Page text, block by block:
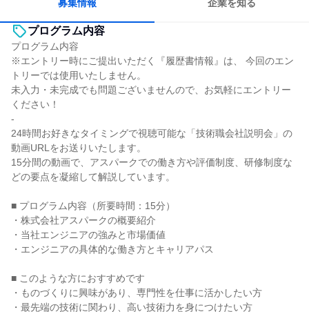
募集情報 企業を知る
プログラム内容
プログラム内容
※エントリー時にご提出いただく『履歴書情報』は、 今回のエン
トリーでは使用いたしません。
未入力・未完成でも問題ございませんので、お気軽にエントリー
ください！
-
24時間お好きなタイミングで視聴可能な「技術職会社説明会」の
動画URLをお送りいたします。
15分間の動画で、アスパークでの働き方や評価制度、研修制度な
どの要点を凝縮して解説しています。
■ プログラム内容（所要時間：15分）
・株式会社アスパークの概要紹介
・当社エンジニアの強みと市場価値
・エンジニアの具体的な働き方とキャリアパス
■ このような方におすすめです
・ものづくりに興味があり、専門性を仕事に活かしたい方
・最先端の技術に関わり、高い技術力を身につけたい方